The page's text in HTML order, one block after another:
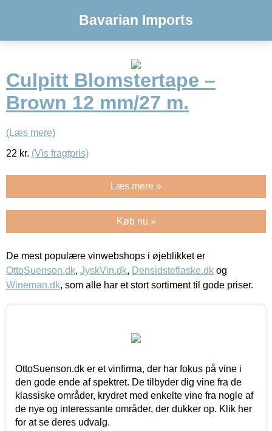
Bavarian Imports
Culpitt Blomstertape –
Brown 12 mm/27 m.
(Læs mere)
22 kr. (Vis fragtpris)
Læs mere »
Køb nu »
De mest populære vinwebshops i øjeblikket er
OttoSuenson.dk, JyskVin.dk, Densidsteflaske.dk og
Wineman.dk, som alle har et stort sortiment til gode priser.
OttoSuenson.dk er et vinfirma, der har fokus på vine i
den gode ende af spektret. De tilbyder dig vine fra de
klassiske områder, krydret med enkelte vine fra nogle af
de nye og interessante områder, der dukker op. Klik her
for at se deres udvalg.